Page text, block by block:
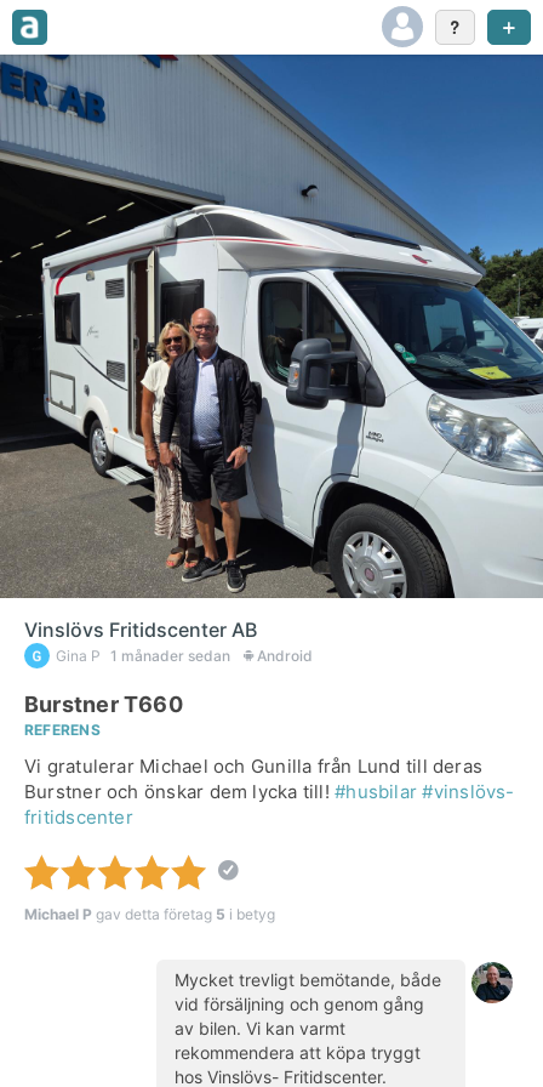
Vinslövs Fritidscenter AB
Gina P 1 månader sedan Android
Burstner T660
REFERENS
Vi gratulerar Michael och Gunilla från Lund till deras
Burstner och önskar dem lycka till!#husbilar #vinslövs-
fritidscenter
Michael P gav detta företag 5 i betyg
Mycket trevligt bemötande, både
vid försäljning och genom gång
av bilen. Vi kan varmt
rekommendera att köpa tryggt
hos Vinslövs- Fritidscenter.